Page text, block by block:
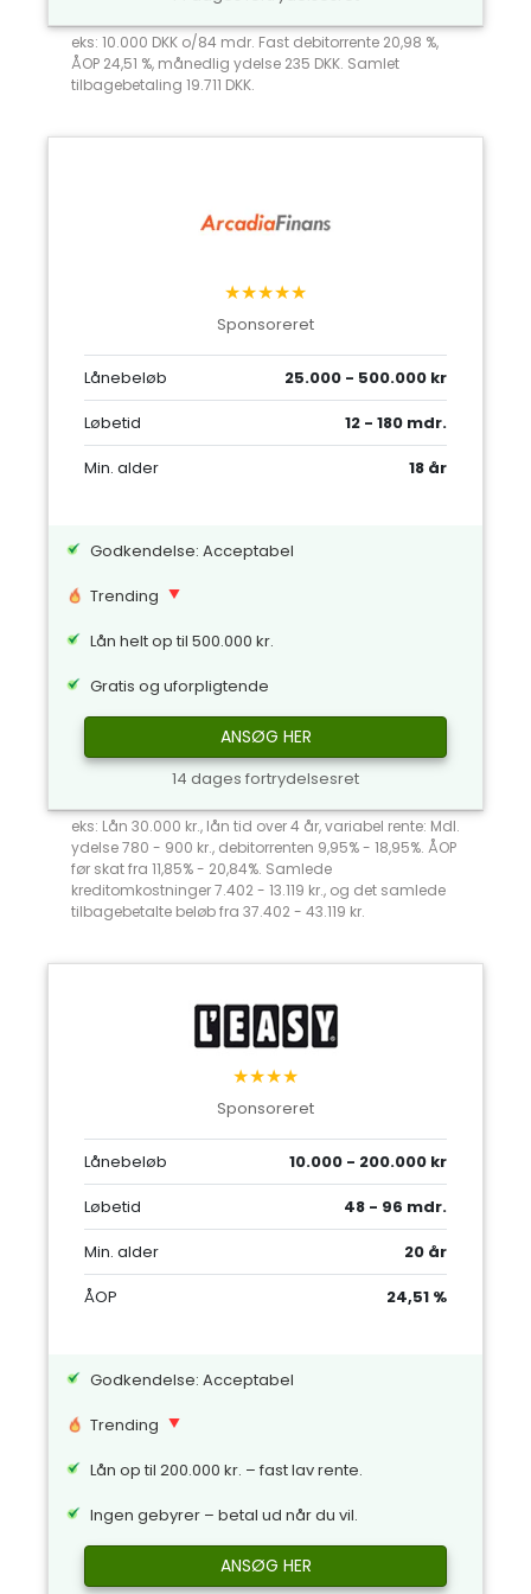
eks: 10.000 DKK o/84 mdr. Fast debitorrente 20,98 %,
ÅOP 24,51 %, månedlig ydelse 235 DKK. Samlet
tilbagebetaling 19.711 DKK.
★★★★★
Sponsoreret
Lånebeløb
25.000 - 500.000 kr
Løbetid
12 - 180 mdr.
Min. alder
18 år
Godkendelse: Acceptabel
Trending
Lån helt op til 500.000 kr.
Gratis og uforpligtende
ANSØG HER
14 dages fortrydelsesret
eks: Lån 30.000 kr., lån tid over 4 år, variabel rente: Mdl.
ydelse 780 - 900 kr., debitorrenten 9,95% - 18,95%. ÅOP
før skat fra 11,85% - 20,84%. Samlede
kreditomkostninger 7.402 - 13.119 kr., og det samlede
tilbagebetalte beløb fra 37.402 - 43.119 kr.
★★★★
Sponsoreret
Lånebeløb
10.000 - 200.000 kr
Løbetid
48 - 96 mdr.
Min. alder
20 år
ÅOP
24,51 %
Godkendelse: Acceptabel
Trending
Lån op til 200.000 kr. – fast lav rente.
Ingen gebyrer – betal ud når du vil.
ANSØG HER